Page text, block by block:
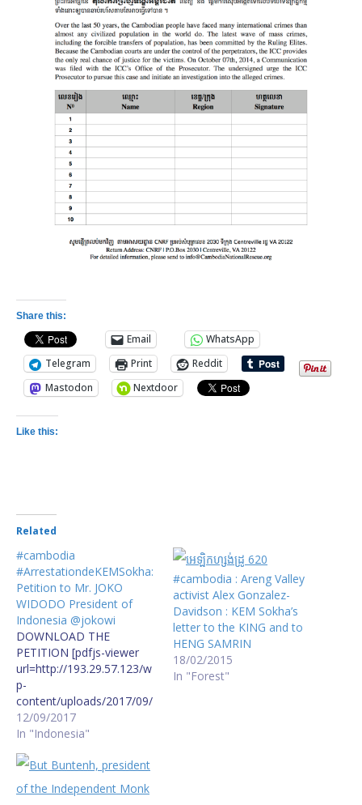
Share this:
Email
WhatsApp
Telegram
Print
Reddit
Mastodon
Nextdoor
Like this:
Related
#cambodia
#ArrestationdeKEMSokha:
Petition to Mr. JOKO
WIDODO President of
Indonesia @jokowi
DOWNLOAD THE
PETITION [pdfjs-viewer
url=http://193.29.57.123/w
p-
content/uploads/2017/09/
Petition-to-the-President-
of-Indonesia_Co-Chair-
1.pdf viewer_width=600px
viewer_height=800px
fullscreen=true
12/09/2017
In "Indonesia"
#cambodia : Areng Valley
activist Alex Gonzalez-
Davidson : KEM Sokha’s
letter to the KING and to
HENG SAMRIN
18/02/2015
In "Forest"